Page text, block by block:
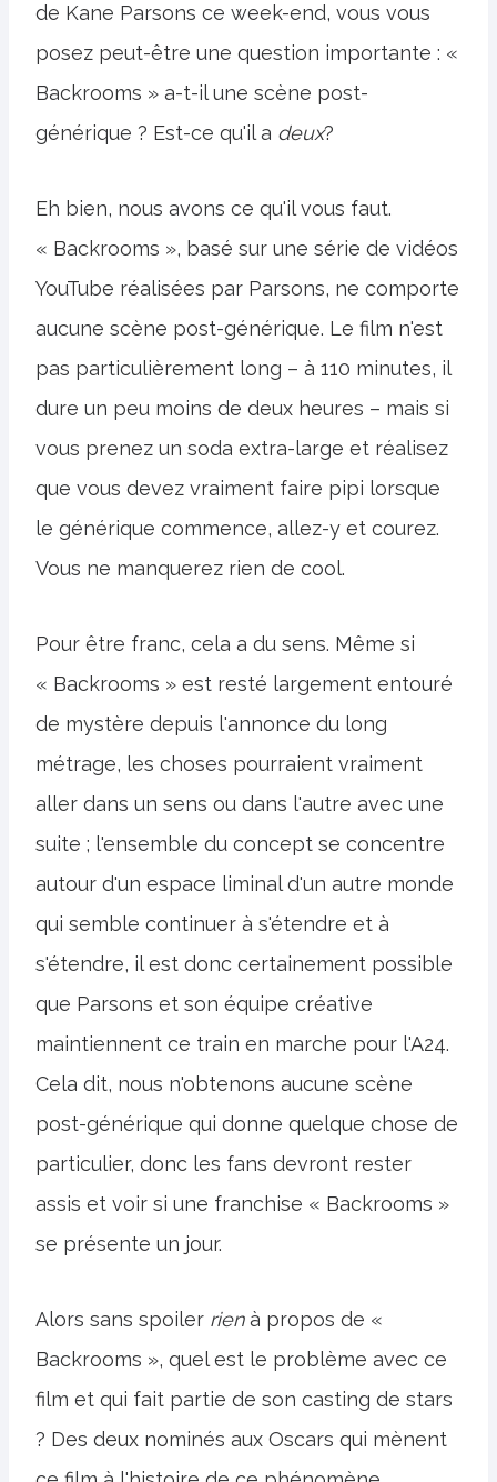
de Kane Parsons ce week-end, vous vous
posez peut-être une question importante : «
Backrooms » a-t-il une scène post-
générique ? Est-ce qu'il a deux?
Eh bien, nous avons ce qu'il vous faut.
« Backrooms », basé sur une série de vidéos
YouTube réalisées par Parsons, ne comporte
aucune scène post-générique. Le film n'est
pas particulièrement long – à 110 minutes, il
dure un peu moins de deux heures – mais si
vous prenez un soda extra-large et réalisez
que vous devez vraiment faire pipi lorsque
le générique commence, allez-y et courez.
Vous ne manquerez rien de cool.
Pour être franc, cela a du sens. Même si
« Backrooms » est resté largement entouré
de mystère depuis l'annonce du long
métrage, les choses pourraient vraiment
aller dans un sens ou dans l'autre avec une
suite ; l'ensemble du concept se concentre
autour d'un espace liminal d'un autre monde
qui semble continuer à s'étendre et à
s'étendre, il est donc certainement possible
que Parsons et son équipe créative
maintiennent ce train en marche pour l'A24.
Cela dit, nous n'obtenons aucune scène
post-générique qui donne quelque chose de
particulier, donc les fans devront rester
assis et voir si une franchise « Backrooms »
se présente un jour.
Alors sans spoiler rienà propos de «
Backrooms », quel est le problème avec ce
film et qui fait partie de son casting de stars
? Des deux nominés aux Oscars qui mènent